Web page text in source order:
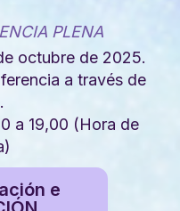
PLENA
octubre de 2025.
a través de
a 19,00 (Hora de
e